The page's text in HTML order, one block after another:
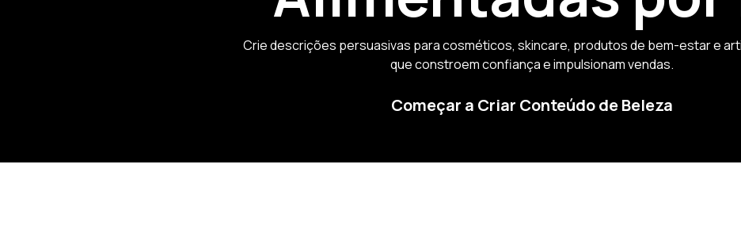
Crie descrições persuasivas para cosméticos, skincare, produtos de bem-estar e
que constroem confiança e impulsionam vendas.
Começar a Criar Conteúdo de Beleza